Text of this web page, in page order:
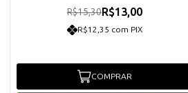
R$15,30R$13,00
R$12,35 com PIX
COMPRAR